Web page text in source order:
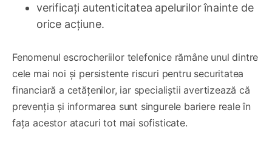
verificați autenticitatea apelurilor înainte de
orice acțiune.
Fenomenul escrocheriilor telefonice rămâne unul dintre
cele mai noi și persistente riscuri pentru securitatea
financiară a cetățenilor, iar specialiștii avertizează că
prevenția și informarea sunt singurele bariere reale în
fața acestor atacuri tot mai sofisticate.